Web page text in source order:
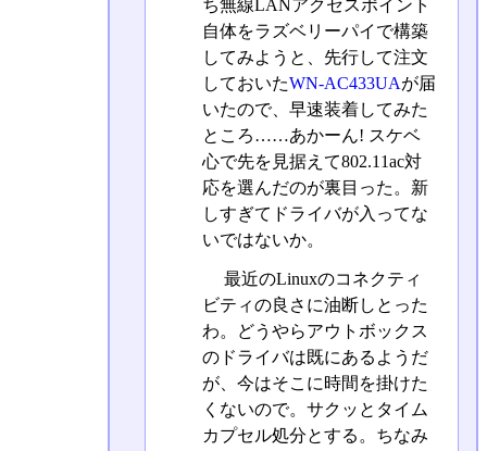
ち無線LANアクセスポイント
自体をラズベリーパイで構築
してみようと、先行して注文
しておいたWN-AC433UAが届
いたので、早速装着してみた
ところ……あかーん! スケベ
心で先を見据えて802.11ac対
応を選んだのが裏目った。新
しすぎてドライバが入ってな
いではないか。
最近のLinuxのコネクティ
ビティの良さに油断しとった
わ。どうやらアウトボックス
のドライバは既にあるようだ
が、今はそこに時間を掛けた
くないので。サクッとタイム
カプセル処分とする。ちなみ